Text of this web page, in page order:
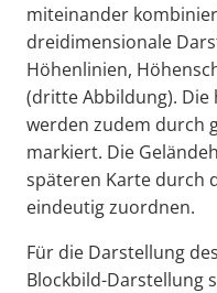
miteinander
dreidimensionale
Höhenlinien,
(dritte Abbildung). Die
werden zudem durch
markiert. Die
späteren Karte durch
eindeutig zuordnen.
Für die Darstellung
Blockbild-Darstellung